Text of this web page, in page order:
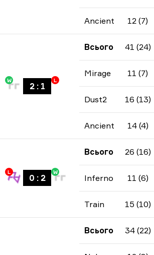
Ancient 12 (7)
W
2: 1
L
Всього 41 (24)
Mirage 11 (7)
Dust2 16 (13)
Ancient 14 (4)
L
0 : 2
W
Всього 26 (16)
Inferno 11 (6)
Train 15 (10)
Всього 34 (22)